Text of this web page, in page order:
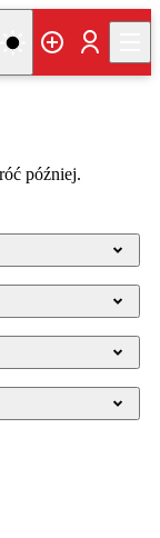
później.